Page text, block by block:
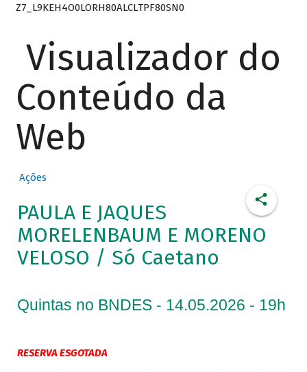
Z7_L9KEH4O0LORH80ALCLTPF80SN0
Visualizador do
Conteúdo da
Web
Ações
PAULA E JAQUES
MORELENBAUM E MORENO
VELOSO / Só Caetano
Quintas no BNDES - 14.05.2026 - 19h
RESERVA ESGOTADA